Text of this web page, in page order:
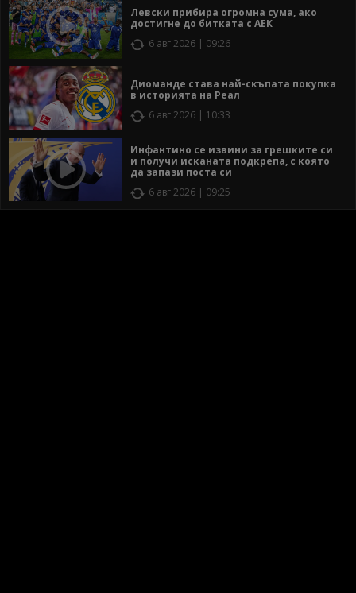
Левски прибира огромна сума, ако
достигне до битката с АЕК
6 авг 2026 | 09:26
Диоманде става най-скъпата покупка
в историята на Реал
6 авг 2026 | 10:33
Инфантино се извини за грешките си
и получи исканата подкрепа, с която
да запази поста си
6 авг 2026 | 09:25